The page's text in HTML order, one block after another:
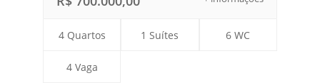
4 Quartos 1 Suítes 6 WC
4 Vaga